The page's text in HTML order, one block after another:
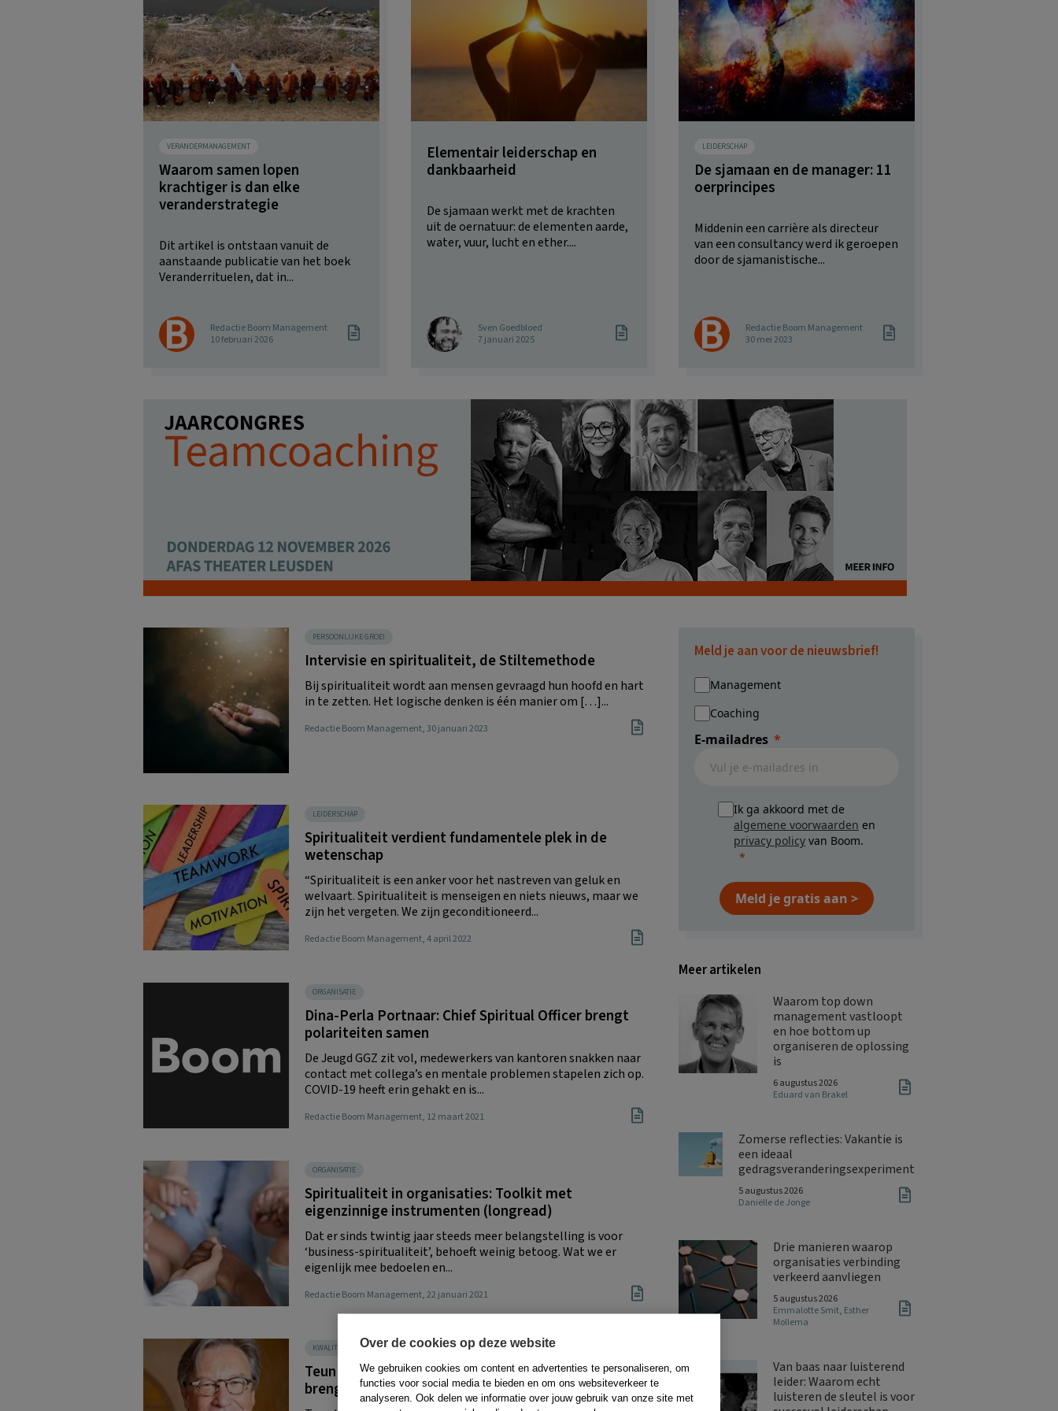
VERANDERMANAGEMENT
Waarom samen lopen
krachtiger is dan elke
veranderstrategie
Dit artikel is ontstaan vanuit de
aanstaande publicatie van het boek
Veranderrituelen, dat in...
Redactie Boom Management
10 februari 2026
Elementair leiderschap en
dankbaarheid
De sjamaan werkt met de krachten
uit de oernatuur: de elementen aarde,
water, vuur, lucht en ether....
Sven Goedbloed
7 januari 2025
LEIDERSCHAP
De sjamaan en de manager: 11
oerprincipes
Middenin een carrière als directeur
van een consultancy werd ik geroepen
door de sjamanistische...
Redactie Boom Management
30 mei 2023
PERSOONLIJKE GROEI
Intervisie en spiritualiteit, de Stiltemethode
Bij spiritualiteit wordt aan mensen gevraagd hun hoofd en hart
in te zetten. Het logische denken is één manier om […]...
Redactie Boom Management, 30 januari 2023
LEIDERSCHAP
Spiritualiteit verdient fundamentele plek in de
wetenschap
“Spiritualiteit is een anker voor het nastreven van geluk en
welvaart. Spiritualiteit is menseigen en niets nieuws, maar we
zijn het vergeten. We zijn geconditioneerd...
Redactie Boom Management, 4 april 2022
ORGANISATIE
Dina-Perla Portnaar: Chief Spiritual Officer brengt
polariteiten samen
De Jeugd GGZ zit vol, medewerkers van kantoren snakken naar
contact met collega’s en mentale problemen stapelen zich op.
COVID-19 heeft erin gehakt en is...
Redactie Boom Management, 12 maart 2021
ORGANISATIE
Spiritualiteit in organisaties: Toolkit met
eigenzinnige instrumenten (longread)
Dat er sinds twintig jaar steeds meer belangstelling is voor
‘business-spiritualiteit’, behoeft weinig betoog. Wat we er
eigenlijk mee bedoelen en...
Redactie Boom Management, 22 januari 2021
KWALITEITSMANAGEMENT
Teun Hardjono: ‘Is technologie moreel besef bij te
brengen?’
Meld je aan voor de nieuwsbrief!
Management
Coaching
E-mailadres
Ik ga akkoord met de
algemene voorwaarden en
privacy policy van Boom.
Meld je gratis aan >
Meer artikelen
Waarom top down
management vastloopt
en hoe bottom up
organiseren de oplossing
is
6 augustus 2026
Eduard van Brakel
Zomerse reflecties: Vakantie is
een ideaal
gedragsveranderingsexperiment
5 augustus 2026
Daniëlle de Jonge
Drie manieren waarop
organisaties verbinding
verkeerd aanvliegen
5 augustus 2026
Emmalotte Smit, Esther
Mollema
Van baas naar luisterend
leider: Waarom echt
luisteren de sleutel is voor
Over de cookies op deze website
We gebruiken cookies om content en advertenties te personaliseren, om
functies voor social media te bieden en om ons websiteverkeer te
analyseren. Ook delen we informatie over jouw gebruik van onze site met